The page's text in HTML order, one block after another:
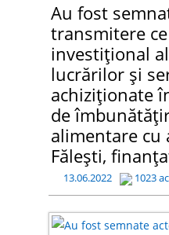
Au fost
transmitere
investițional
lucrărilor și
achiziționate
de
alimentare cu
Fălești,
13.06.2022 1023